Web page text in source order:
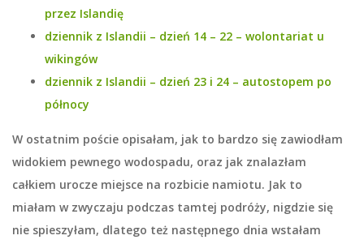
przez Islandię
dziennik z Islandii – dzień 14 – 22 – wolontariat u
wikingów
dziennik z Islandii – dzień 23 i 24 – autostopem po
północy
W ostatnim poście opisałam, jak to bardzo się zawiodłam
widokiem pewnego wodospadu, oraz jak znalazłam
całkiem urocze miejsce na rozbicie namiotu. Jak to
miałam w zwyczaju podczas tamtej podróży, nigdzie się
nie spieszyłam, dlatego też następnego dnia wstałam